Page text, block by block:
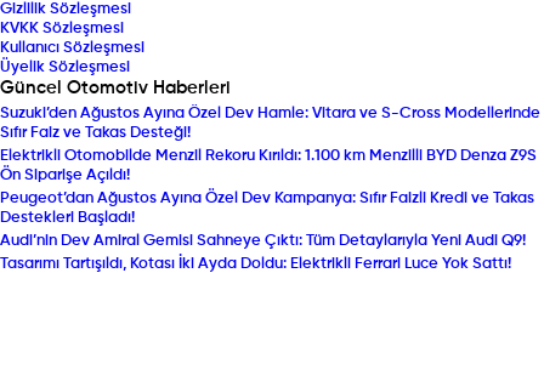
Gizlilik Sözleşmesi
KVKK Sözleşmesi
Kullanıcı Sözleşmesi
Üyelik Sözleşmesi
Güncel Otomotiv Haberleri
Suzuki’den Ağustos Ayına Özel Dev Hamle: Vitara ve S-Cross Modellerinde
Sıfır Faiz ve Takas Desteği!
Elektrikli Otomobilde Menzil Rekoru Kırıldı: 1.100 km Menzilli BYD Denza Z9S
Ön Siparişe Açıldı!
Peugeot’dan Ağustos Ayına Özel Dev Kampanya: Sıfır Faizli Kredi ve Takas
Destekleri Başladı!
Audi’nin Dev Amiral Gemisi Sahneye Çıktı: Tüm Detaylarıyla Yeni Audi Q9!
Tasarımı Tartışıldı, Kotası İki Ayda Doldu: Elektrikli Ferrari Luce Yok Sattı!